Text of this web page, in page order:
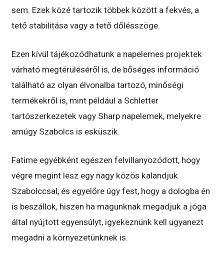
sem. Ezek közé tartozik többek között a fekvés, a
tető stabilitása vagy a tető dőlésszöge.
Ezen kívül tájékozódhatunk a napelemes projektek
várható megtérüléséről is, de bőséges információ
található az olyan élvonalba tartozó, minőségi
termékekről is, mint például a Schletter
tartószerkezetek vagy Sharp napelemek, melyekre
amúgy Szabolcs is esküszik.
Fatime egyébként egészen felvillanyozódott, hogy
végre megint lesz egy nagy közös kalandjuk
Szabolccsal, és egyelőre úgy fest, hogy a dologba én
is beszállok, hiszen ha magunknak megadjuk a jóga
által nyújtott egyensúlyt, igyekeznünk kell ugyanezt
megadni a környezetünknek is.